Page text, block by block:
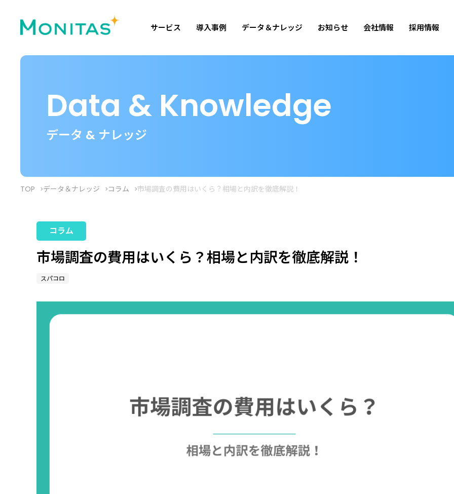
サービス 導入事例 データ＆ナレッジ お知らせ 会社情報 採用情報
Data & Knowledge
データ & ナレッジ
TOP データ＆ナレッジ コラム 市場調査の費用はいくら？相場と内訳を徹底解説！
コラム
市場調査の費用はいくら？相場と内訳を徹底解説！
スパコロ